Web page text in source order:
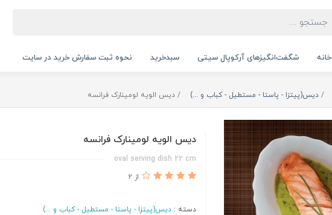
خانه شگفت‌انگیزهای آرکوپال سیتی سبدخرید نحوه ثبت سفارش خرید در سایت
دیس(پیتزا - پاستا - مستطیل - کباب و ...) دیس الویه لومینارک فرانسه
دیس الویه لومینارک فرانسه
oval serving dish 22 cm
از 2
دسته :دیس(پیتزا - پاستا - مستطیل - کباب و ...)